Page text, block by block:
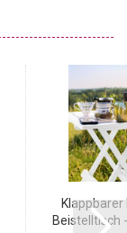
Beistelltisch